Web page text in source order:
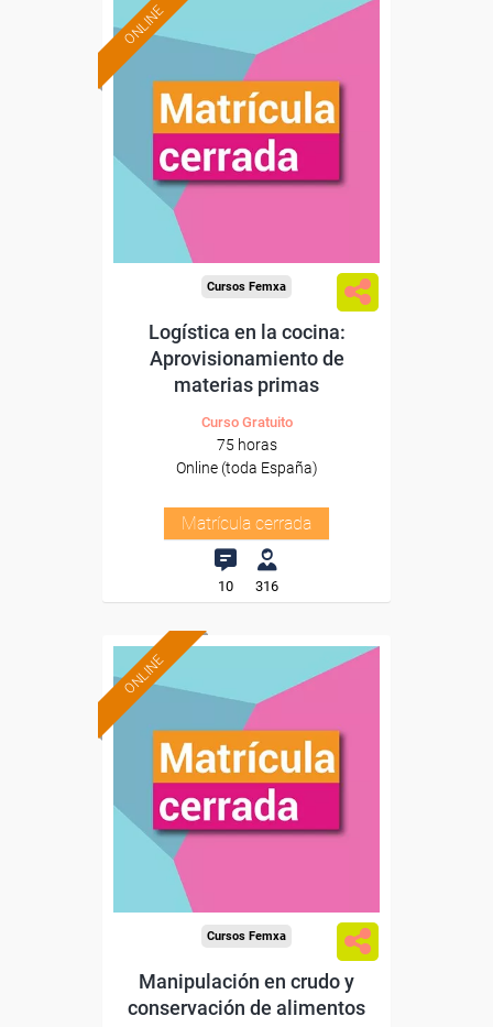
ONLINE
Cursos Femxa
Logística en la cocina:
Aprovisionamiento de
materias primas
Curso Gratuito
75 horas
Online (toda España)
Matrícula cerrada
10 316
ONLINE
Cursos Femxa
Manipulación en crudo y
conservación de alimentos